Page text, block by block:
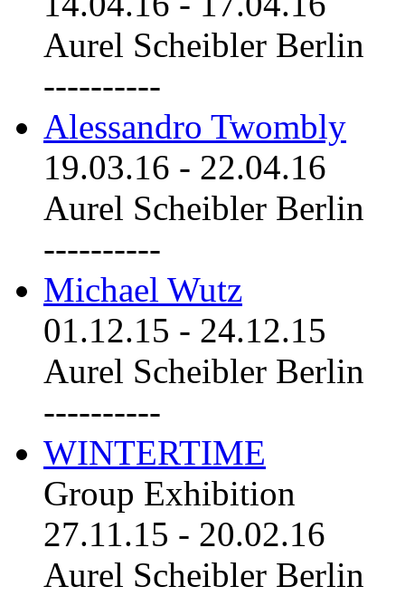
Aurel Scheibler Berlin
----------
Alessandro Twombly
19.03.16 - 22.04.16
Aurel Scheibler Berlin
----------
Michael Wutz
01.12.15 - 24.12.15
Aurel Scheibler Berlin
----------
WINTERTIME
Group Exhibition
27.11.15 - 20.02.16
Aurel Scheibler Berlin